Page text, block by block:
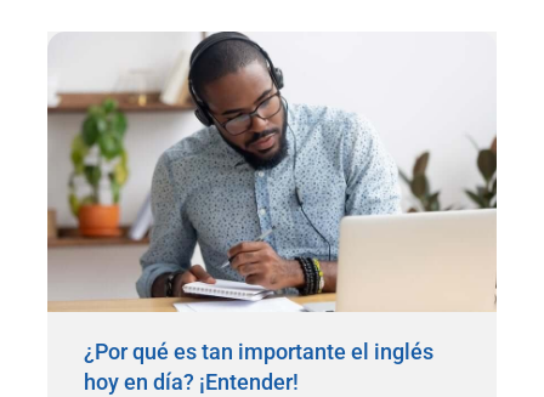
¿Por qué es tan importante el inglés
hoy en día? ¡Entender!